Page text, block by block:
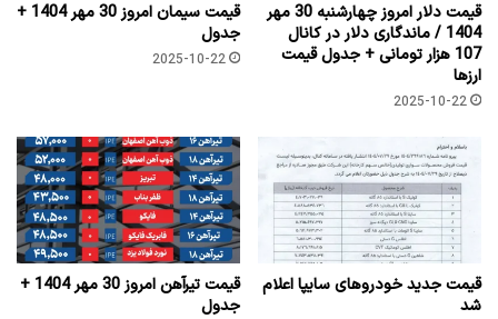
قیمت دلار امروز چهارشنبه 30 مهر
1404 / ماندگاری دلار در کانال
107 هزار تومانی + جدول قیمت
ارزها
2025-10-22
قیمت سیمان امروز 30 مهر 1404 +
جدول
2025-10-22
قیمت جدید خودروهای سایپا اعلام
شد
قیمت تیرآهن امروز 30 مهر 1404 +
جدول